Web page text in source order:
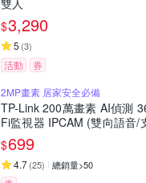
雙人
$3,290
5 (3)
活動
券
2MP畫素 居家安全必備
TP-Link 200萬畫素 AI偵測
Fi監視器 IPCAM (雙向語音/
兒/長輩/Tapo C200)
$699
4.7(25) 總銷量>50